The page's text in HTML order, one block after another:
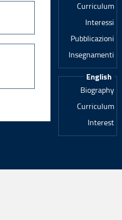
Curriculum
Interessi
Pubblicazioni
Insegnamenti
English
Biography
Curriculum
Interest